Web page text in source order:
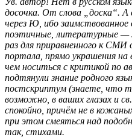
досочка. От слова „доска“.
через Ю, ибо заимствованное
поэтичные, литературные —
раз для приравненного к СМИ
портала, прямо украшения
чем носиться с критикой по
подтянули знание родного
постскриптум (знаете, что
возможно, в ваших глазах и
спокойно, причём не в
при этом смеяться над
так, стихами.